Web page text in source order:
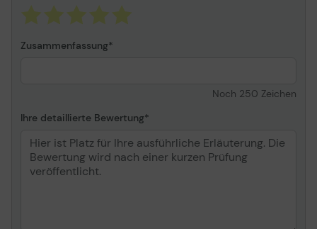
Gewicht
& Gewicht
Transporthöhe
41 cm
Zusammenfassung
Noch 250 Zeichen
Ihre detaillierte Bewertung